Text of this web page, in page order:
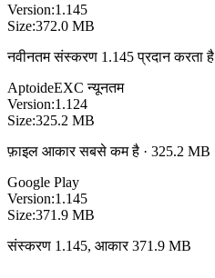
Version:1.145
Size:372.0 MB
नवीनतम संस्करण 1.145 प्रदान करता है
AptoideEXC न्यूनतम
Version:1.124
Size:325.2 MB
फ़ाइल आकार सबसे कम है · 325.2 MB
Google Play
Version:1.145
Size:371.9 MB
संस्करण 1.145, आकार 371.9 MB